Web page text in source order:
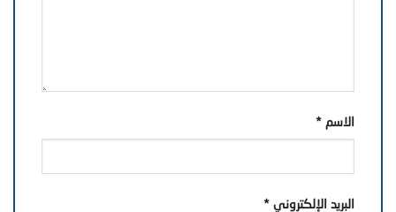
الاسم *
البريد الإلكتروني *